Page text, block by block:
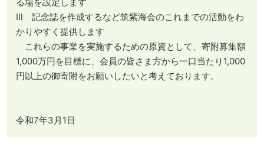
Ⅲ 記念誌を作成するなど筑紫海会のこれまでの活動をわ
かりやすく提供します
これらの事業を実施するための原資として、寄附募集額
1,000万円を目標に、会員の皆さま方から一口当たり1,000
円以上の御寄附をお願いしたいと考えております。
令和7年3月1日